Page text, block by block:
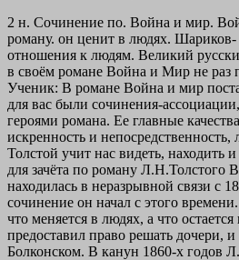
2 н. Сочинение по. Война и мир.
роману. он ценит в людях. Шариков-
отношения к людям. Великий
в своём романе Война и Мир не раз
Ученик: В романе Война и мир
для вас были сочинения-
героями романа. Ее главные
искренность и
Толстой учит нас видеть, находить
для зачёта по роману Л.Н.Толстого
находилась в неразрывной связи с
сочинение он начал с этого
что меняется в людях, а что
предоставил право решать дочери,
Болконском. В канун 1860-х годов